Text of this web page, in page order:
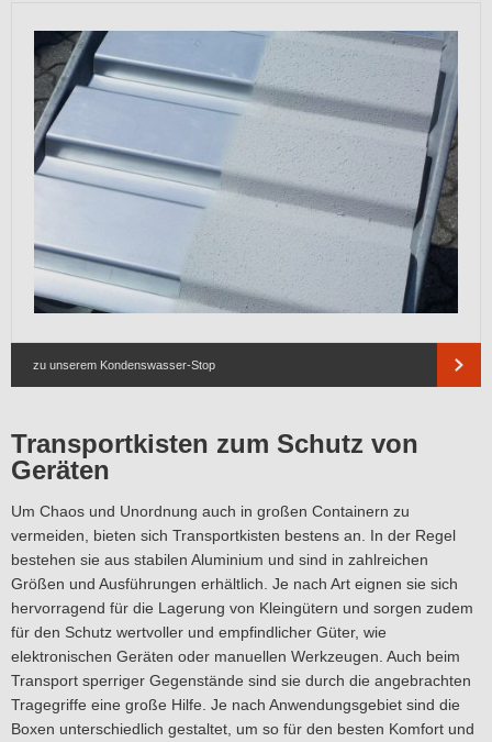
zu unserem Kondenswasser-Stop
Transportkisten zum Schutz von
Geräten
Um Chaos und Unordnung auch in großen Containern zu
vermeiden, bieten sich Transportkisten bestens an. In der Regel
bestehen sie aus stabilen Aluminium und sind in zahlreichen
Größen und Ausführungen erhältlich. Je nach Art eignen sie sich
hervorragend für die Lagerung von Kleingütern und sorgen zudem
für den Schutz wertvoller und empfindlicher Güter, wie
elektronischen Geräten oder manuellen Werkzeugen. Auch beim
Transport sperriger Gegenstände sind sie durch die angebrachten
Tragegriffe eine große Hilfe. Je nach Anwendungsgebiet sind die
Boxen unterschiedlich gestaltet, um so für den besten Komfort und